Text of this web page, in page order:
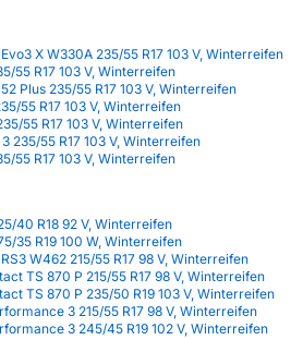
X W330A 235/55 R17 103 V, Winterreifen
55 R17 103 V, Winterreifen
Plus 235/55 R17 103 V, Winterreifen
55 R17 103 V, Winterreifen
55 R17 103 V, Winterreifen
235/55 R17 103 V, Winterreifen
55 R17 103 V, Winterreifen
40 R18 92 V, Winterreifen
35 R19 100 W, Winterreifen
W462 215/55 R17 98 V, Winterreifen
TS 870 P 215/55 R17 98 V, Winterreifen
TS 870 P 235/50 R19 103 V, Winterreifen
3 215/55 R17 98 V, Winterreifen
3 245/45 R19 102 V, Winterreifen